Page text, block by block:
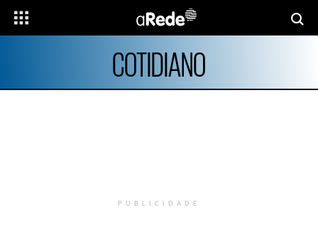
COTIDIANO
PUBLICIDADE